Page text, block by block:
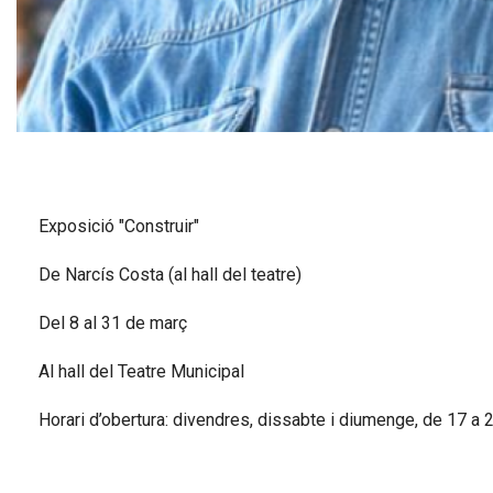
Exposició "Construir"
De Narcís Costa (al hall del teatre)
Del 8 al 31 de març
Al hall del Teatre Municipal
Horari d’obertura: divendres, dissabte i diumenge, de 17 a